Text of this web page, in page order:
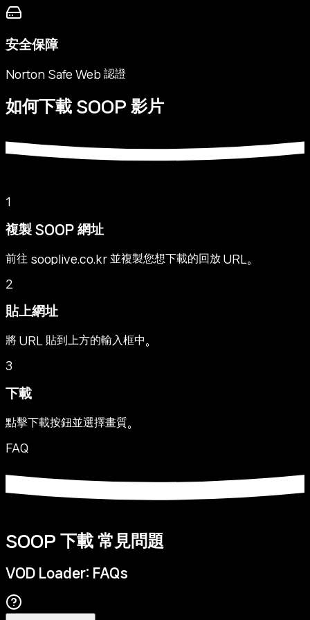
安全保障
Norton Safe Web 認證
如何下載 SOOP 影片
1
複製 SOOP 網址
前往 sooplive.co.kr 並複製您想下載的回放 URL。
2
貼上網址
將 URL 貼到上方的輸入框中。
3
下載
點擊下載按鈕並選擇畫質。
FAQ
SOOP 下載 常見問題
VOD Loader: FAQs